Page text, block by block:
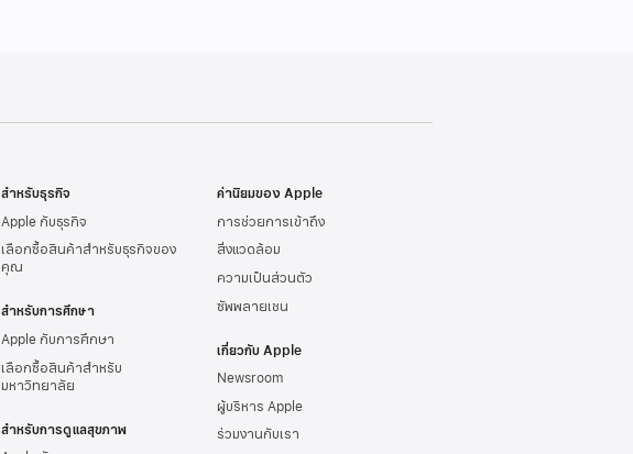
สำหรับธุรกิจ
Apple กับธุรกิจ
เลือกซื้อสินค้าสำหรับธุรกิจของ
คุณ
สำหรับการศึกษา
Apple กับการศึกษา
เลือกซื้อสินค้าสำหรับ
มหาวิทยาลัย
สำหรับการดูแลสุขภาพ
ค่านิยมของ Apple
การช่วยการเข้าถึง
สิ่งแวดล้อม
ความเป็นส่วนตัว
ซัพพลายเชน
เกี่ยวกับ Apple
Newsroom
ผู้บริหาร Apple
ร่วมงานกับเรา